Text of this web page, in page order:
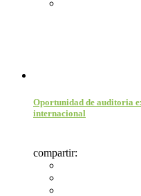
Oportunidad de auditoria
internacional
compartir: